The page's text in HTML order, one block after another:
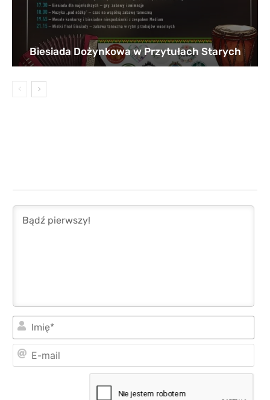
Biesiada Dożynkowa w Przytułach Starych